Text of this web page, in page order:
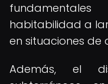
habitabilidad a
en situaciones de
Además, el